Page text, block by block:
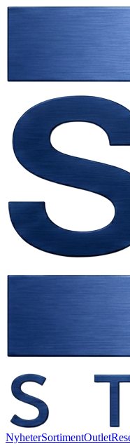
NyheterSortimentOutlet